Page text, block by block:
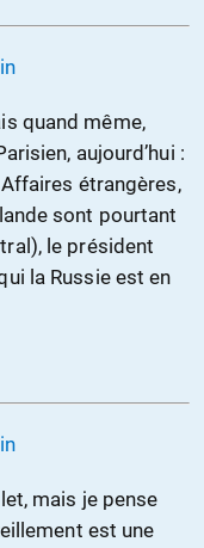
quand même,
aujourd’hui :
étrangères,
sont pourtant
le président
la Russie est en
mais je pense
est une